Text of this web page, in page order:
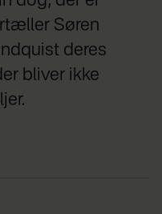
Søren
deres
bliver ikke